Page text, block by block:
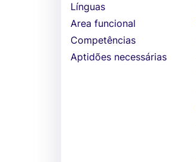
Línguas
Area funcional
Competências
Aptidões necessárias